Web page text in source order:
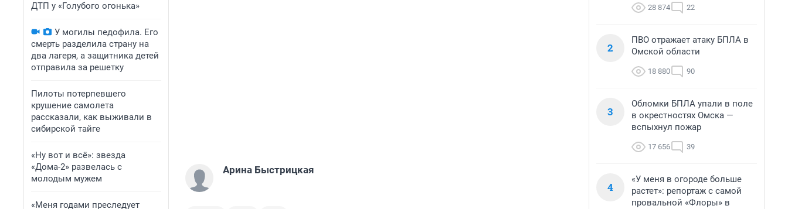
ДТП у «Голубого огонька»
У могилы педофила. Его
смерть разделила страну на
два лагеря, а защитника детей
отправила за решетку
Пилоты потерпевшего
крушение самолета
рассказали, как выживали в
сибирской тайге
«Ну вот и всё»: звезда
«Дома-2» развелась с
молодым мужем
«Меня годами преследует
Арина Быстрицкая
28 874 22
2
ПВО отражает атаку БПЛА в
Омской области
18 880 90
3
Обломки БПЛА упали в поле
в окрестностях Омска —
вспыхнул пожар
17 656 39
4
«У меня в огороде больше
растет»: репортаж с самой
провальной «Флоры» в